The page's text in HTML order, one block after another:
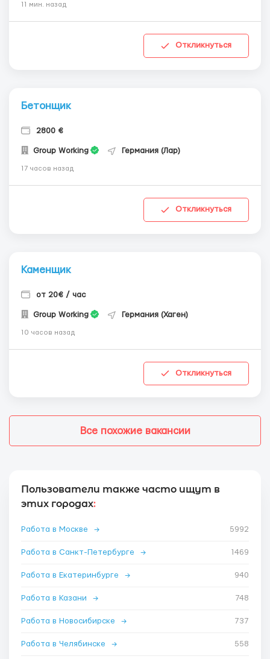
11 мин. назад
Откликнуться
Бетонщик
2800 €
Group Working Германия (Лар)
17 часов назад
Откликнуться
Каменщик
от 20€ / час
Group Working Германия (Хаген)
10 часов назад
Откликнуться
Все похожие вакансии
Пользователи также часто ищут в
этих городах:
Работа в Москве → 5992
Работа в Санкт-Петербурге → 1469
Работа в Екатеринбурге → 940
Работа в Казани → 748
Работа в Новосибирске → 737
Работа в Челябинске → 558